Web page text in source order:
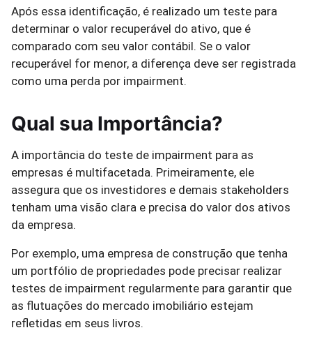
Após essa identificação, é realizado um teste para
determinar o valor recuperável do ativo, que é
comparado com seu valor contábil. Se o valor
recuperável for menor, a diferença deve ser registrada
como uma perda por impairment.
Qual sua Importância?
A importância do teste de impairment para as
empresas é multifacetada. Primeiramente, ele
assegura que os investidores e demais stakeholders
tenham uma visão clara e precisa do valor dos ativos
da empresa.
Por exemplo, uma empresa de construção que tenha
um portfólio de propriedades pode precisar realizar
testes de impairment regularmente para garantir que
as flutuações do mercado imobiliário estejam
refletidas em seus livros.